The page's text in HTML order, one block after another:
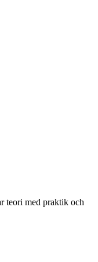
teori med praktik och